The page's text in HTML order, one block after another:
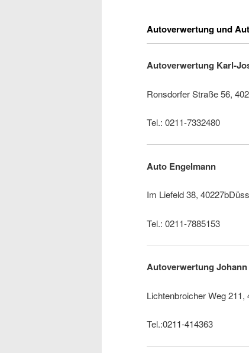
Autoverwertung und
Autoverwertung Karl-
Ronsdorfer Straße 56,
Tel.: 0211-7332480
Auto Engelmann
Im Liefeld 38,
Tel.: 0211-7885153
Autoverwertung
Lichtenbroicher Weg
Tel.:0211-414363